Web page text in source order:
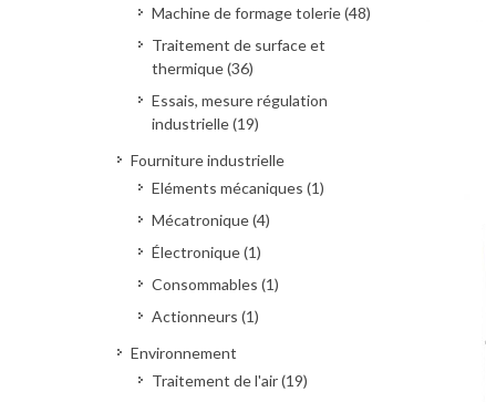
Machine de formage tolerie (48)
Traitement de surface et
thermique (36)
Essais, mesure régulation
industrielle (19)
Fourniture industrielle
Eléments mécaniques (1)
Mécatronique (4)
Électronique (1)
Consommables (1)
Actionneurs (1)
Environnement
Traitement de l'air (19)